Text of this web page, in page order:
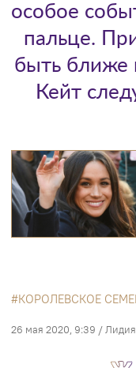
особое
пальце.
быть ближе
Кейт
КОРОЛЕВСКОЕ
26 мая 2020, 9:39 /